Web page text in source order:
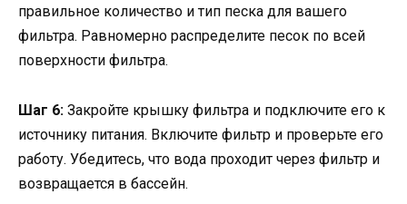
правильное количество и тип песка для вашего
фильтра. Равномерно распределите песок по всей
поверхности фильтра.
Шаг 6: Закройте крышку фильтра и подключите его к
источнику питания. Включите фильтр и проверьте его
работу. Убедитесь, что вода проходит через фильтр и
возвращается в бассейн.